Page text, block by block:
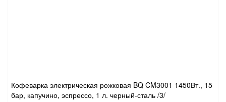
Кофеварка электрическая рожковая BQ CM3001 1450Вт., 15
бар, капучино, эспрессо, 1 л. черный-сталь /3/